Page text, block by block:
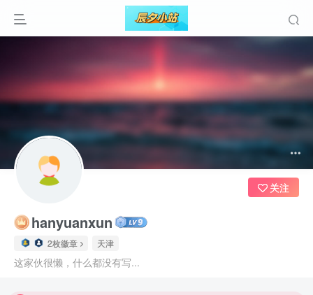
hanyuanxun
2枚徽章 天津
这家伙很懒，什么都没有写...
关注
Telegram频道，欢迎加入!